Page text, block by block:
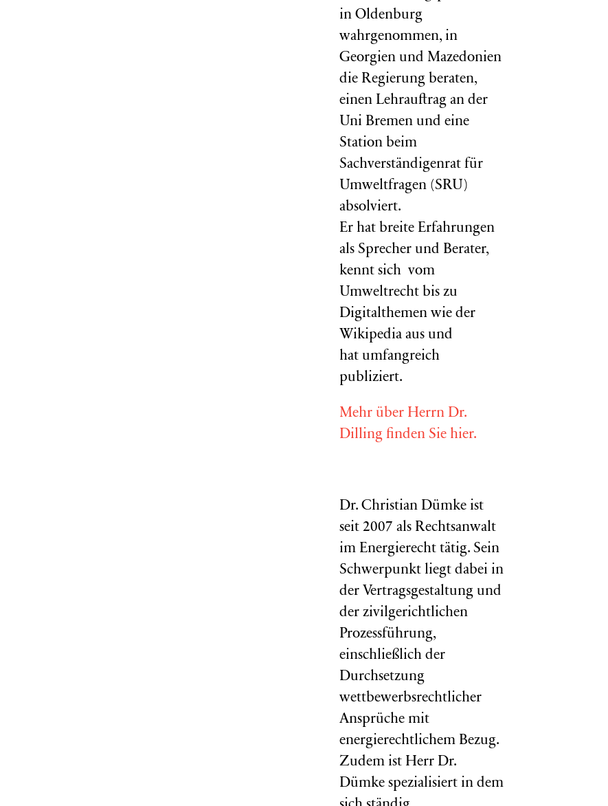
in Oldenburg
wahrgenommen, in
Georgien und Mazedonien
die Regierung beraten,
einen Lehrauftrag an der
Uni Bremen und eine
Station beim
Sachverständigenrat für
Umweltfragen (SRU )
absolviert.
Er hat breite Erfahrungen
als Sprecher und Berater,
kennt sich vom
Umweltrecht bis zu
Digitalthemen wie der
Wikipedia aus und
hat umfangreich
publiziert.
Mehr über Herrn Dr.
Dilling finden Sie hier.
Dr. Christian Dümke ist
seit 2007 als Rechtsanwalt
im Energierecht tätig. Sein
Schwerpunkt liegt dabei in
der Vertragsgestaltung und
der zivilgerichtlichen
Prozessführung,
einschließlich der
Durchsetzung
wettbewerbsrechtlicher
Ansprüche mit
energierechtlichem Bezug.
Zudem ist Herr Dr.
Dümke spezialisiert in dem